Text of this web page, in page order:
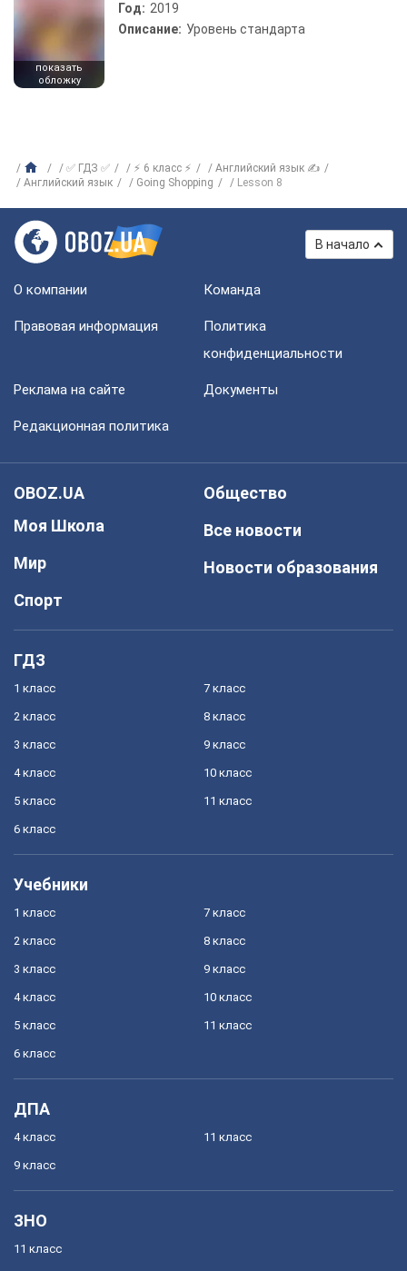
показать
обложку
Год: 2019
Описание: Уровень стандарта
✅ ГДЗ ✅ ⚡ 6 класс ⚡
Английский язык ✍
Английский язык
Going Shopping Lesson 8
В начало
О компании Команда
Правовая информация
Политика
конфиденциальности
Реклама на сайте Документы
Редакционная политика
OBOZ.UA
Моя Школа
Мир
Спорт
Общество
Все новости
Новости образования
ГДЗ
1 класс
2 класс
3 класс
4 класс
5 класс
6 класс
7 класс
8 класс
9 класс
10 класс
11 класс
Учебники
1 класс
2 класс
3 класс
4 класс
5 класс
6 класс
7 класс
8 класс
9 класс
10 класс
11 класс
ДПА
4 класс
9 класс
11 класс
ЗНО
11 класс